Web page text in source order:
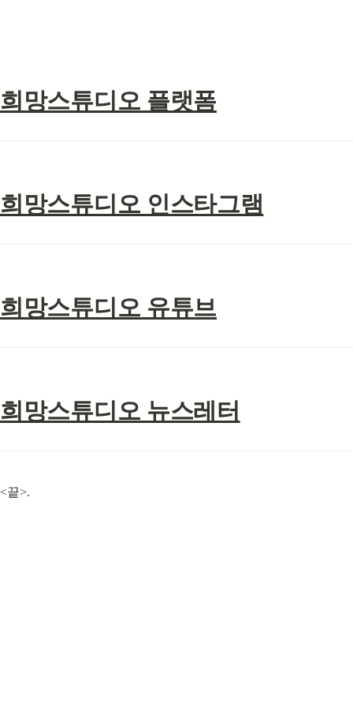
희망스튜디오 플랫폼
희망스튜디오 인스타그램
희망스튜디오 유튜브
희망스튜디오 뉴스레터
<끝>.